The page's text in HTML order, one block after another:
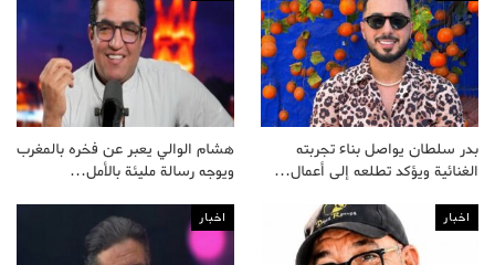
بدر سلطان يواصل بناء تجربته
الغنائية ويؤكد تطلعه إلى أعمال…
هشام الوالي يعبر عن فخره بالمغرب
ويوجه رسالة مليئة بالأمل…
اخبار اخبار